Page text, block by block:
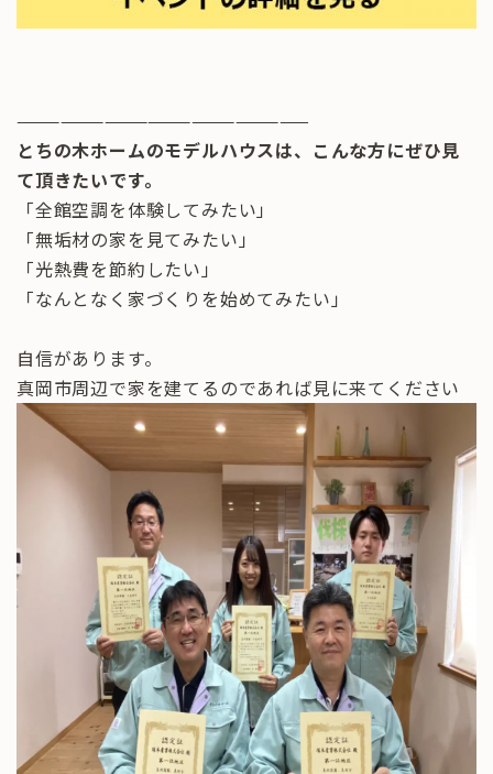
————————————————————
とちの木ホームのモデルハウスは、こんな方にぜひ見
て頂きたいです。
「全館空調を体験してみたい」
「無垢材の家を見てみたい」
「光熱費を節約したい」
「なんとなく家づくりを始めてみたい」
自信があります。
真岡市周辺で家を建てるのであれば見に来てください